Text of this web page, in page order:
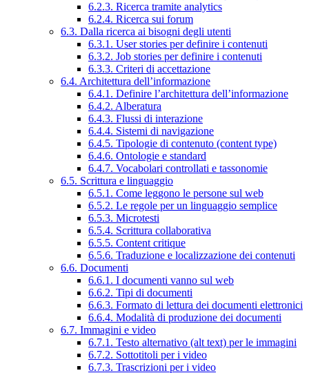
6.2.3. Ricerca tramite analytics
6.2.4. Ricerca sui forum
6.3. Dalla ricerca ai bisogni degli utenti
6.3.1. User stories per definire i contenuti
6.3.2. Job stories per definire i contenuti
6.3.3. Criteri di accettazione
6.4. Architettura dell’informazione
6.4.1. Definire l’architettura dell’informazione
6.4.2. Alberatura
6.4.3. Flussi di interazione
6.4.4. Sistemi di navigazione
6.4.5. Tipologie di contenuto (content type)
6.4.6. Ontologie e standard
6.4.7. Vocabolari controllati e tassonomie
6.5. Scrittura e linguaggio
6.5.1. Come leggono le persone sul web
6.5.2. Le regole per un linguaggio semplice
6.5.3. Microtesti
6.5.4. Scrittura collaborativa
6.5.5. Content critique
6.5.6. Traduzione e localizzazione dei contenuti
6.6. Documenti
6.6.1. I documenti vanno sul web
6.6.2. Tipi di documenti
6.6.3. Formato di lettura dei documenti elettronici
6.6.4. Modalità di produzione dei documenti
6.7. Immagini e video
6.7.1. Testo alternativo (alt text) per le immagini
6.7.2. Sottotitoli per i video
6.7.3. Trascrizioni per i video